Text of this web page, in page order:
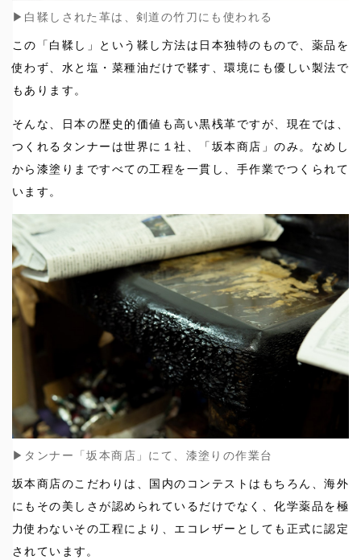
▶︎白鞣しされた革は、剣道の竹刀にも使われる
この「白鞣し」という鞣し方法は日本独特のもので、薬品を
使わず、水と塩・菜種油だけで鞣す、環境にも優しい製法で
もあります。
そんな、日本の歴史的価値も高い黒桟革ですが、現在では、
つくれるタンナーは世界に１社、「坂本商店」のみ。なめし
から漆塗りまですべての工程を一貫し、手作業でつくられて
います。
▶︎タンナー「坂本商店」にて、漆塗りの作業台
坂本商店のこだわりは、国内のコンテストはもちろん、海外
にもその美しさが認められているだけでなく、化学薬品を極
力使わないその工程により、エコレザーとしても正式に認定
されています。